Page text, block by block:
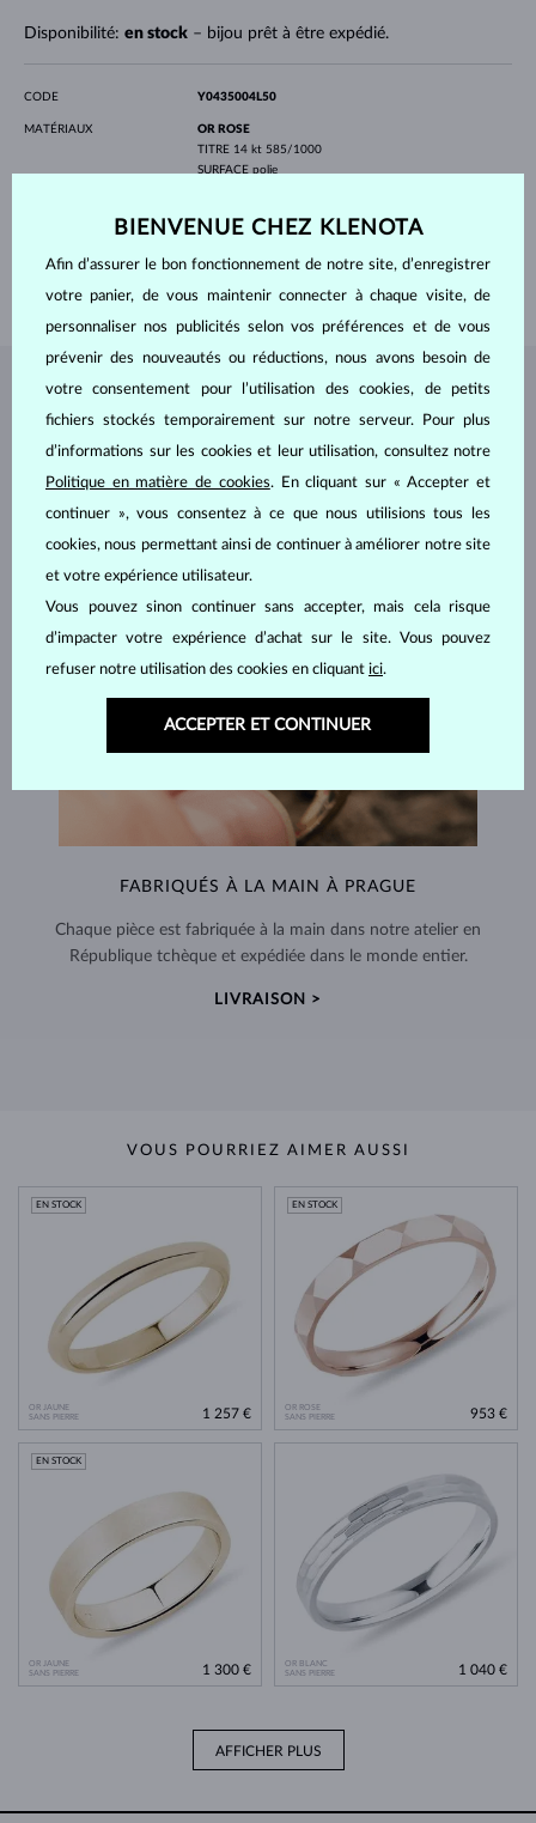
Disponibilité: en stock– bijou prêt à être expédié.
CODE Y0435004L50
MATÉRIAUX
OR ROSE
TITRE 14 kt 585/1000
SURFACE polie
PIERRES PRÉCIEUSES SANS PIERRE
5.35 g
BIJOUX DEL'ATELIER KLENOTA
FABRIQUÉS À LA MAIN À PRAGUE
Chaque pièce est fabriquée à la main dans notre atelier en
République tchèque et expédiée dans le monde entier.
LIVRAISON >
VOUS POURRIEZ AIMER AUSSI
OR JAUNE
SANS PIERRE
EN STOCK
1 257 €
OR ROSE
SANS PIERRE
EN STOCK
953 €
OR JAUNE
SANS PIERRE
EN STOCK
1 300 €
OR BLANC
SANS PIERRE
1 040 €
AFFICHER PLUS
BIENVENUE CHEZ KLENOTA
Afin d’assurer le bon fonctionnement de notre site, d’enregistrer
votre panier, de vous maintenir connecter à chaque visite, de
personnaliser nos publicités selon vos préférences et de vous
prévenir des nouveautés ou réductions, nous avons besoin de
votre consentement pour l’utilisation des cookies, de petits
fichiers stockés temporairement sur notre serveur. Pour plus
d’informations sur les cookies et leur utilisation, consultez notre
Politique en matière de cookies. En cliquant sur « Accepter et
continuer », vous consentez à ce que nous utilisions tous les
cookies, nous permettant ainsi de continuer à améliorer notre site
et votre expérience utilisateur.
Vous pouvez sinon continuer sans accepter, mais cela risque
d’impacter votre expérience d’achat sur le site. Vous pouvez
refuser notre utilisation des cookies en cliquant ici.
ACCEPTER ET CONTINUER